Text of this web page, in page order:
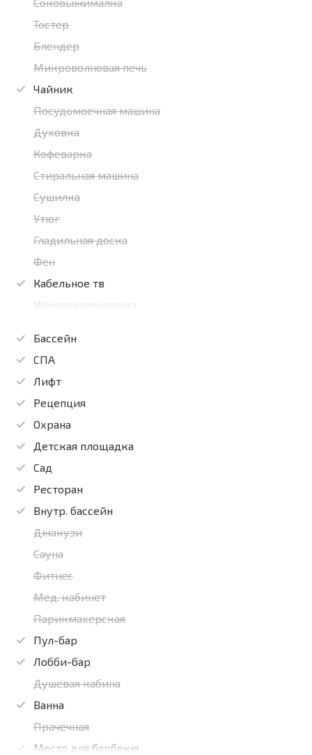
Тостер
Блендер
Микроволновая печь
Чайник
Посудомоечная машина
Духовка
Кофеварка
Стиральная машина
Сушилка
Утюг
Гладильная доска
Фен
Кабельное тв
Игровая приставка
Бассейн
СПА
Лифт
Рецепция
Охрана
Детская площадка
Сад
Ресторан
Внутр. бассейн
Джакузи
Сауна
Фитнес
Мед. кабинет
Парикмахерская
Пул-бар
Лобби-бар
Душевая кабина
Ванна
Прачечная
Место для барбекю